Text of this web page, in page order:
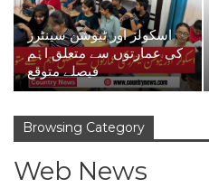
اسکولز اور ٹیوشن سینٹرز
کی عمارتوں سے متعلق اہم
فیصلے متوقع
Browsing Category
Web News